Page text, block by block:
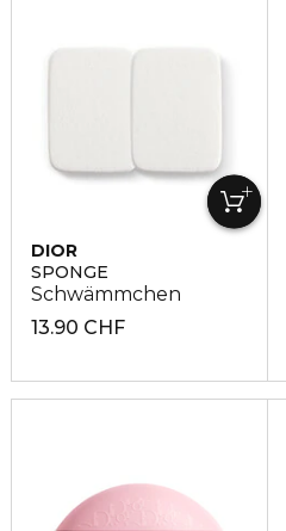
DIOR
SPONGE
Schwämmchen
13.90 CHF